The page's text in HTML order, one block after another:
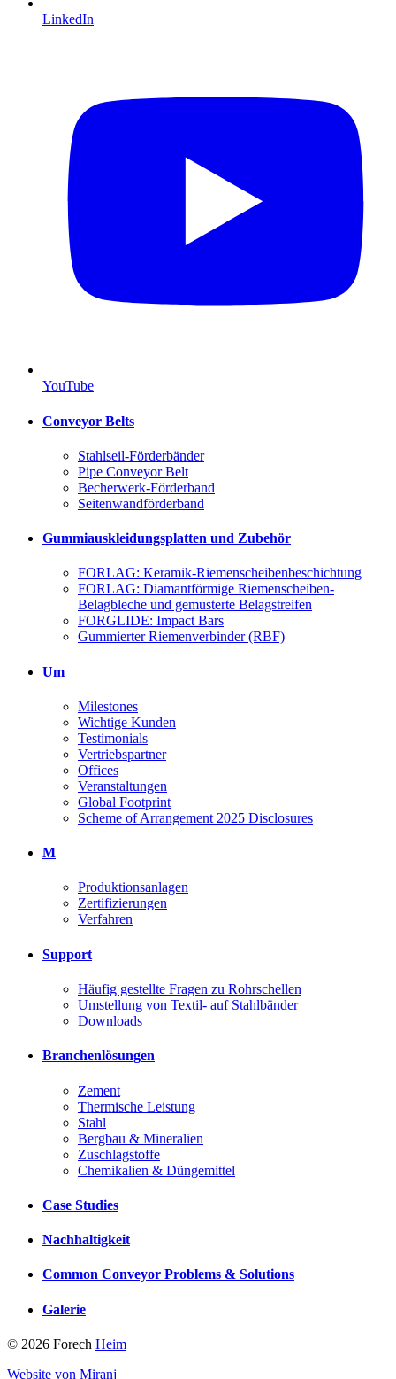
LinkedIn
YouTube
Conveyor Belts
Stahlseil-Förderbänder
Pipe Conveyor Belt
Becherwerk-Förderband
Seitenwandförderband
Gummiauskleidungsplatten und Zubehör
FORLAG: Keramik-Riemenscheibenbeschichtung
FORLAG: Diamantförmige Riemenscheiben-
Belagbleche und gemusterte Belagstreifen
FORGLIDE: Impact Bars
Gummierter Riemenverbinder (RBF)
Um
Milestones
Wichtige Kunden
Testimonials
Vertriebspartner
Offices
Veranstaltungen
Global Footprint
Scheme of Arrangement 2025 Disclosures
M
Produktionsanlagen
Zertifizierungen
Verfahren
Support
Häufig gestellte Fragen zu Rohrschellen
Umstellung von Textil- auf Stahlbänder
Downloads
Branchenlösungen
Zement
Thermische Leistung
Stahl
Bergbau & Mineralien
Zuschlagstoffe
Chemikalien & Düngemittel
Case Studies
Nachhaltigkeit
Common Conveyor Problems & Solutions
Galerie
© 2026 Forech Heim
Website von Miranj